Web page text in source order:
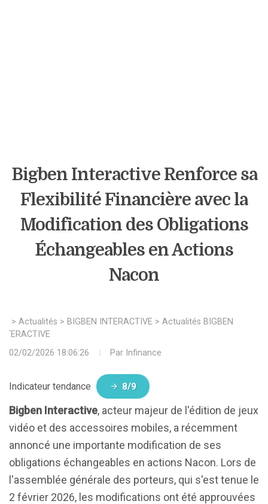
Bigben Interactive Renforce sa
Flexibilité Financière avec la
Modification des Obligations
Échangeables en Actions
Nacon
> Actualités > BIGBEN INTERACTIVE > Actualités BIGBEN
02/02/2026 18:06:26
Par Infinance
Indicateur tendance 8/9
Bigben Interactive, acteur majeur de l'édition de jeux
vidéo et des accessoires mobiles, a récemment
annoncé une importante modification de ses
obligations échangeables en actions Nacon. Lors de
l'assemblée générale des porteurs, qui s'est tenue le
2 février 2026, les modifications ont été approuvées